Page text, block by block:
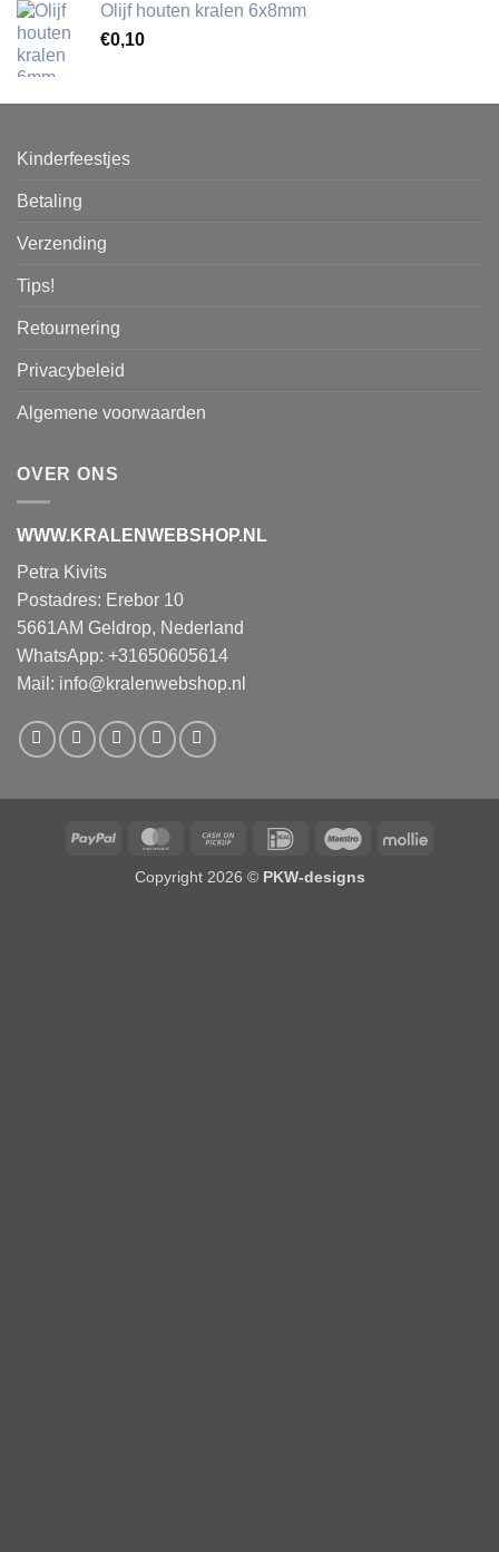
Olijf houten kralen 6x8mm
€0,10
Kinderfeestjes
Betaling
Verzending
Tips!
Retournering
Privacybeleid
Algemene voorwaarden
OVER ONS
WWW.KRALENWEBSHOP.NL
Petra Kivits
Postadres: Erebor 10
5661AM Geldrop, Nederland
WhatsApp: +31650605614
Mail: info@kralenwebshop.nl
PayPal MasterCardCash
Pickup
IDeal Maestro Mollie
Copyright 2026 © PKW-designs